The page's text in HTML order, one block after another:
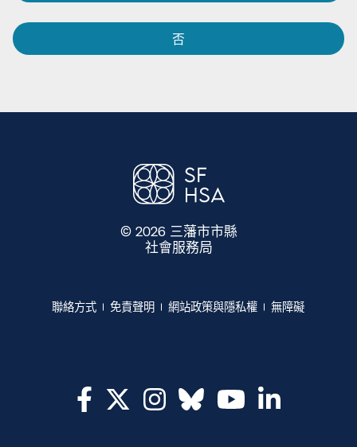
否​​
© 2026 三藩市市縣
社會服務局
聯絡方式​​ 免責聲明​​ 網站政策與隱私權​​ 無障礙​​